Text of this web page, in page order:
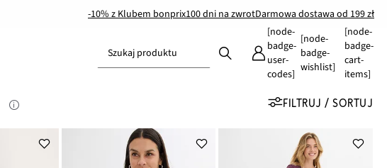
-10% z Klubem bonprix100 dni na zwrotDarmowa dostawa od 199 zł
Szukaj produktu
[node-
badge-
user-
codes]
[node-
badge-
wishlist]
[node-
badge-
cart-
items]
FILTRUJ / SORTUJ